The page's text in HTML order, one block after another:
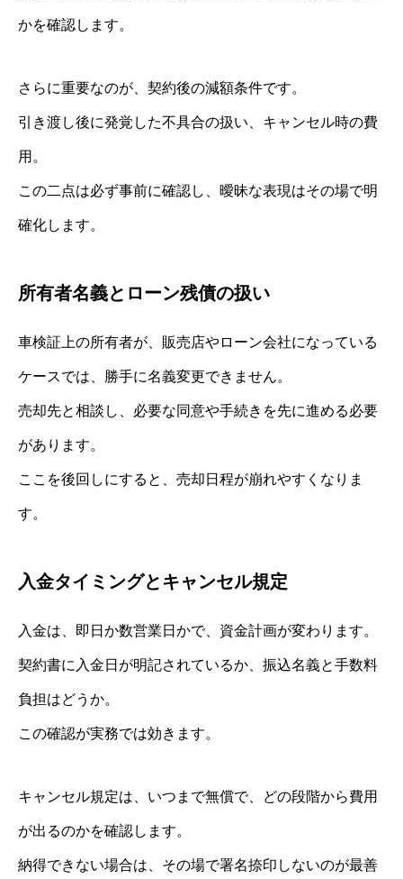
かを確認します。
さらに重要なのが、契約後の減額条件です。
引き渡し後に発覚した不具合の扱い、キャンセル時の費
用。
この二点は必ず事前に確認し、曖昧な表現はその場で明
確化します。
所有者名義とローン残債の扱い
車検証上の所有者が、販売店やローン会社になっている
ケースでは、勝手に名義変更できません。
売却先と相談し、必要な同意や手続きを先に進める必要
があります。
ここを後回しにすると、売却日程が崩れやすくなりま
す。
入金タイミングとキャンセル規定
入金は、即日か数営業日かで、資金計画が変わります。
契約書に入金日が明記されているか、振込名義と手数料
負担はどうか。
この確認が実務では効きます。
キャンセル規定は、いつまで無償で、どの段階から費用
が出るのかを確認します。
納得できない場合は、その場で署名捺印しないのが最善